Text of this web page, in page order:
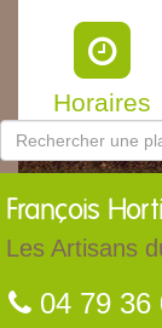
Horaires
François
Les Artisans
04 79 36